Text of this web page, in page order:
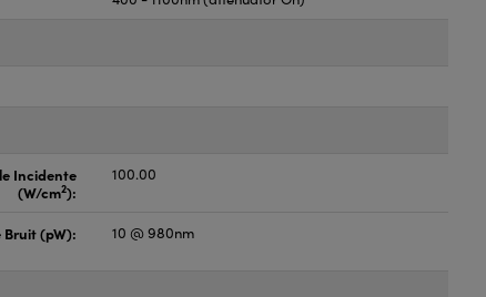
Incidente
(W/cm2):
100.00
Bruit (pW): 10 @ 980nm